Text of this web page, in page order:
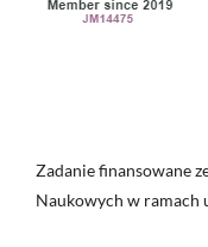
Zadanie finansowane
Naukowych w ramach